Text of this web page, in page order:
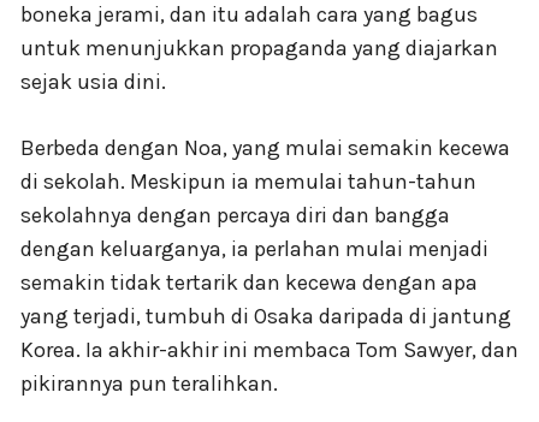
boneka jerami, dan itu adalah cara yang bagus
untuk menunjukkan propaganda yang diajarkan
sejak usia dini.
Berbeda dengan Noa, yang mulai semakin kecewa
di sekolah. Meskipun ia memulai tahun-tahun
sekolahnya dengan percaya diri dan bangga
dengan keluarganya, ia perlahan mulai menjadi
semakin tidak tertarik dan kecewa dengan apa
yang terjadi, tumbuh di Osaka daripada di jantung
Korea. Ia akhir-akhir ini membaca Tom Sawyer, dan
pikirannya pun teralihkan.